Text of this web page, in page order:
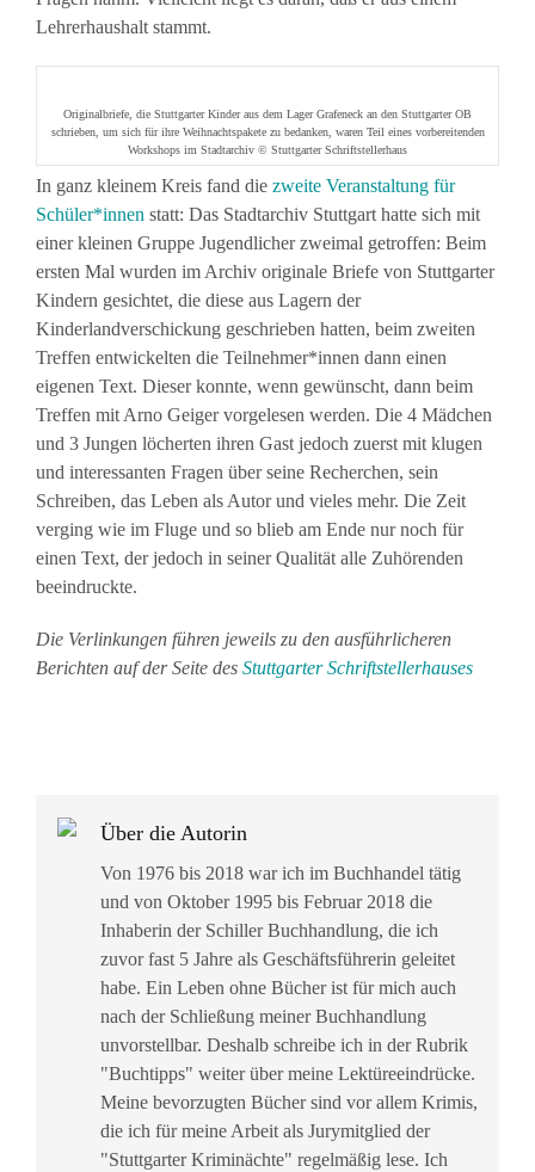
Lehrerhaushalt stammt.
Originalbriefe, die Stuttgarter Kinder aus dem Lager Grafeneck an den Stuttgarter OB
schrieben, um sich für ihre Weihnachtspakete zu bedanken, waren Teil eines vorbereitenden
Workshops im Stadtarchiv © Stuttgarter Schriftstellerhaus
In ganz kleinem Kreis fand die zweite Veranstaltung für
Schüler*innen statt: Das Stadtarchiv Stuttgart hatte sich mit
einer kleinen Gruppe Jugendlicher zweimal getroffen: Beim
ersten Mal wurden im Archiv originale Briefe von Stuttgarter
Kindern gesichtet, die diese aus Lagern der
Kinderlandverschickung geschrieben hatten, beim zweiten
Treffen entwickelten die Teilnehmer*innen dann einen
eigenen Text. Dieser konnte, wenn gewünscht, dann beim
Treffen mit Arno Geiger vorgelesen werden. Die 4 Mädchen
und 3 Jungen löcherten ihren Gast jedoch zuerst mit klugen
und interessanten Fragen über seine Recherchen, sein
Schreiben, das Leben als Autor und vieles mehr. Die Zeit
verging wie im Fluge und so blieb am Ende nur noch für
einen Text, der jedoch in seiner Qualität alle Zuhörenden
beeindruckte.
Die Verlinkungen führen jeweils zu den ausführlicheren
Berichten auf der Seite des Stuttgarter Schriftstellerhauses
Über die Autorin
Von 1976 bis 2018 war ich im Buchhandel tätig
und von Oktober 1995 bis Februar 2018 die
Inhaberin der Schiller Buchhandlung, die ich
zuvor fast 5 Jahre als Geschäftsführerin geleitet
habe. Ein Leben ohne Bücher ist für mich auch
nach der Schließung meiner Buchhandlung
unvorstellbar. Deshalb schreibe ich in der Rubrik
"Buchtipps" weiter über meine Lektüreeindrücke.
Meine bevorzugten Bücher sind vor allem Krimis,
die ich für meine Arbeit als Jurymitglied der
"Stuttgarter Kriminächte" regelmäßig lese. Ich